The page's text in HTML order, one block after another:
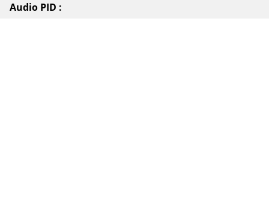
Audio PID :